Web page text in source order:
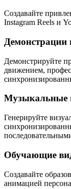
Создавайте
Instagram Reels и
Демонстрации
Демонстрируйте
движением,
Музыкальные
Генерируйте
Обучающие
Создавайте
анимацией